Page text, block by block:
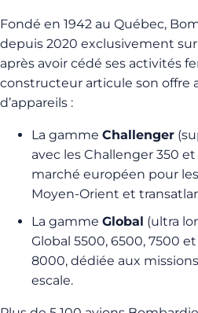
Fondé en 1942 au Québec,
depuis 2020 exclusivement sur
après avoir cédé ses activités
constructeur articule son offre
d’appareils :
La gamme Challenger
avec les Challenger 350
marché européen pour
Moyen-Orient et
La gamme Global (ultra
Global 5500, 6500, 7500
8000, dédiée aux
escale.